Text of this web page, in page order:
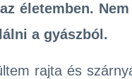
életemben.
a gyászból.
rajta és